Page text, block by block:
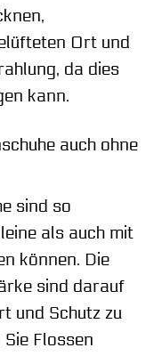
Ort und
da dies
kann.
auch ohne
sind so
als auch mit
können. Die
sind darauf
und Schutz zu
Flossen